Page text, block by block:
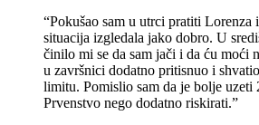
“Pokušao sam u utrci pratiti Lorenza
situacija izgledala jako dobro. U
činilo mi se da sam jači i da ću moći
u završnici dodatno pritisnuo i
limitu. Pomislio sam da je bolje uzeti
Prvenstvo nego dodatno riskirati.”